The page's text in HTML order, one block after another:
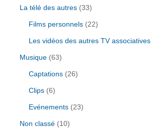
La télé des autres (33)
Films personnels (22)
Les vidéos des autres TV associatives
Musique (63)
Captations (26)
Clips (6)
Evénements (23)
Non classé (10)